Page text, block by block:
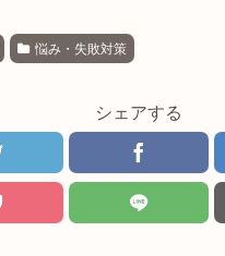
悩み・失敗対策
シェアする